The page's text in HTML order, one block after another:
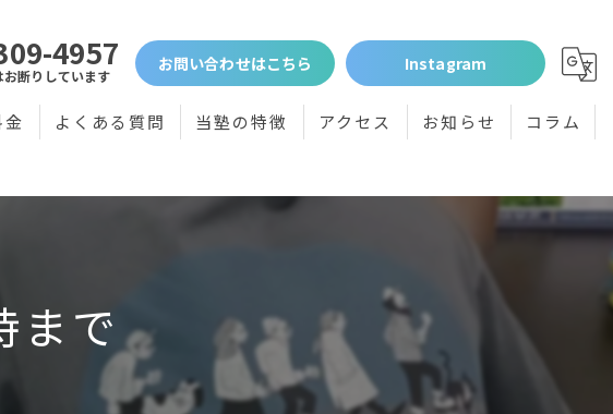
4957
断りしています
お問い合わせはこちら Instagram
金 よくある質問 当塾の特徴
個別指導
高校受験
体験
アクセス お知らせ コラム
まで